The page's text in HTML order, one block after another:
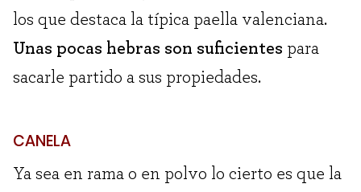
los que destaca la típica paella valenciana.
Unas pocas hebras son suficientes para
sacarle partido a sus propiedades.
CANELA
Ya sea en rama o en polvo lo cierto es que la